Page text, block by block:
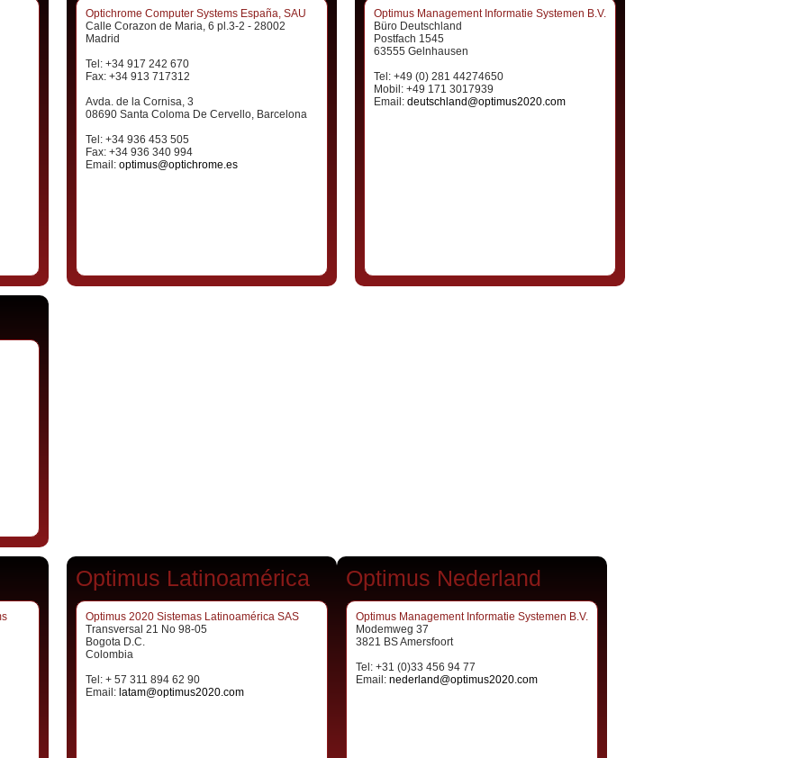
Optichrome Computer Systems España, SAU
Calle Corazon de Maria, 6 pl.3-2 - 28002
Madrid
Tel: +34 917 242 670
Fax: +34 913 717312
Avda. de la Cornisa, 3
08690 Santa Coloma De Cervello, Barcelona
Tel: +34 936 453 505
Fax: +34 936 340 994
Email: optimus@optichrome.es
Optimus Management Informatie Systemen B.V.
Büro Deutschland
Postfach 1545
63555 Gelnhausen
Tel: +49 (0) 281 44274650
Mobil: +49 171 3017939
Email: deutschland@optimus2020.com
Optimus Latinoamérica
Optimus 2020 Sistemas Latinoamérica SAS
Transversal 21 No 98-05
Bogota D.C.
Colombia
Tel: + 57 311 894 62 90
Email: latam@optimus2020.com
Optimus Nederland
Optimus Management Informatie Systemen B.V.
Modemweg 37
3821 BS Amersfoort
Tel: +31 (0)33 456 94 77
Email: nederland@optimus2020.com